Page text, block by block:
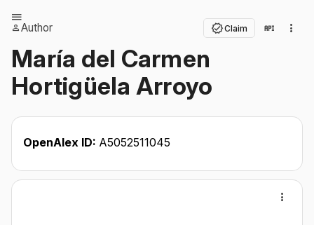
Author Claim
María del Carmen
Hortigüela Arroyo
OpenAlex ID: A5052511045